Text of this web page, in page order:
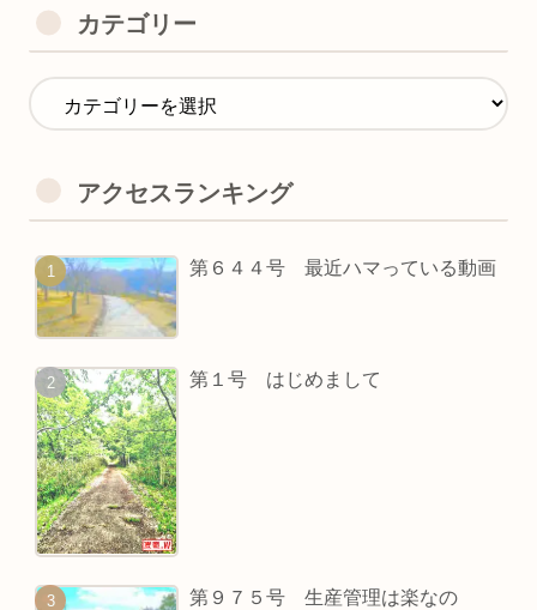
カテゴリー
アクセスランキング
第６４４号 最近ハマっている動画
第１号 はじめまして
第９７５号 生産管理は楽なの